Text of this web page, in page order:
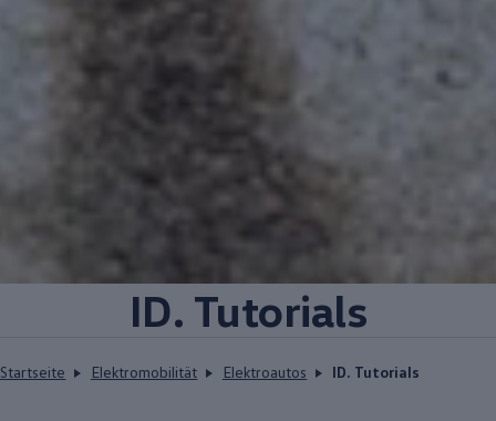
ID. Tutorials
Startseite Elektromobilität Elektroautos ID. Tutorials